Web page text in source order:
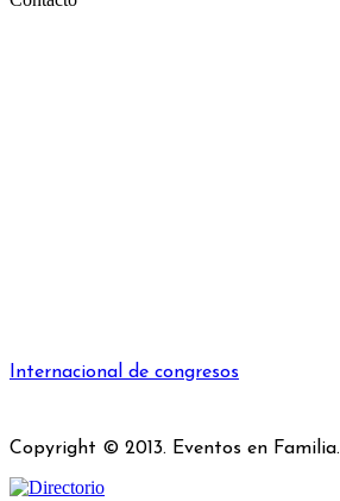
Internacional de congresos
Copyright © 2013. Eventos en Familia.